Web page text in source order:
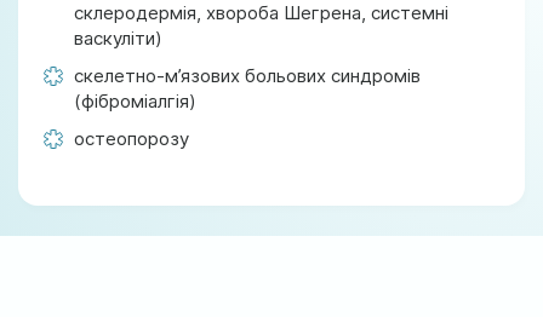
склеродермія, хвороба Шегрена, системні
васкуліти)
скелетно-м’язових больових синдромів
(фіброміалгія)
остеопорозу